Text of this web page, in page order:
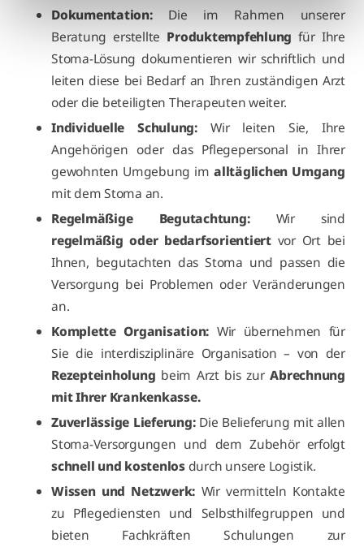
Dokumentation:Die im Rahmen unserer
Beratung erstellte Produktempfehlungfür Ihre
Stoma-Lösung dokumentieren wir schriftlich und
leiten diese bei Bedarf an Ihren zuständigen Arzt
oder die beteiligten Therapeuten weiter.
Individuelle Schulung:Wir leiten Sie, Ihre
Angehörigen oder das Pflegepersonal in Ihrer
gewohnten Umgebung imalltäglichen Umgang
mit dem Stoma an.
Regelmäßige Begutachtung: Wir sind
regelmäßig oder bedarfsorientiert vor Ort bei
Ihnen, begutachten das Stoma und passen die
Versorgung bei Problemen oder Veränderungen
an.
Komplette Organisation: Wir übernehmen für
Sie die interdisziplinäre Organisation – von der
Rezepteinholung beim Arzt bis zurAbrechnung
mit Ihrer Krankenkasse.
Zuverlässige Lieferung: Die Belieferung mit allen
Stoma-Versorgungen und dem Zubehör erfolgt
schnell und kostenlosdurch unsere Logistik.
Wissen und Netzwerk: Wir vermitteln Kontakte
zu Pflegediensten und Selbsthilfegruppen und
bieten Fachkräften Schulungen zur